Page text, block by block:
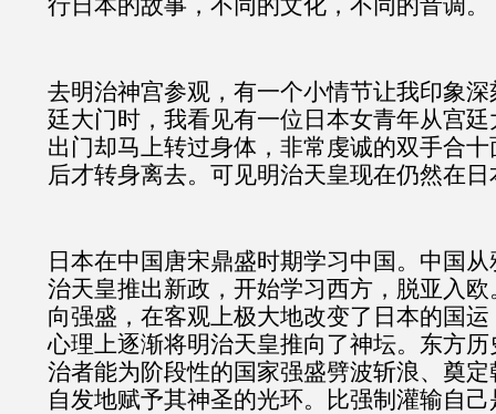
行日本的故事，不同的文化，不同的音调。
去明治神宫参观，有一个小情节让我印象
廷大门时，我看见有一位日本女青年从宫
出门却马上转过身体，非常虔诚的双手合
后才转身离去。可见明治天皇现在仍然在
日本在中国唐宋鼎盛时期学习中国。中国
治天皇推出新政，开始学习西方，脱亚入
向强盛，在客观上极大地改变了日本的国
心理上逐渐将明治天皇推向了神坛。东方
治者能为阶段性的国家强盛劈波斩浪、奠
自发地赋予其神圣的光环。比强制灌输自